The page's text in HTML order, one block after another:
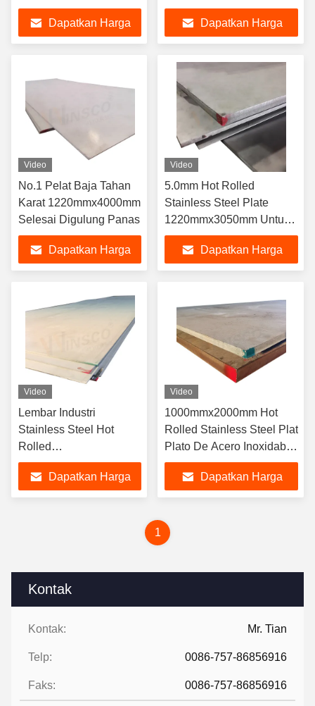
Kontak
Kontak: Mr. Tian
Telp: 0086-757-86856916
Faks: 0086-757-86856916
Canai Panas Stainless
Steel
Dapatkan Harga
Kekerasan Untuk
Pemrosesan Kabinet
Chassis
Dapatkan Harga
Video
No.1 Pelat Baja Tahan
Karat 1220mmx4000mm
Selesai Digulung Panas
Dapatkan Harga
Video
5.0mm Hot Rolled
Stainless Steel Plate
1220mmx3050mm Untuk
Industri Air
Dapatkan Harga
Video
Lembar Industri
Stainless Steel Hot
Rolled
1220mmx2440mm
Untuk Memotong Bentuk
Apapun
Dapatkan Harga
Video
1000mmx2000mm Hot
Rolled Stainless Steel Plat
Plato De Acero Inoxidable
Untuk Industri
Dapatkan Harga
1